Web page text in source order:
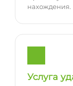
нахождения.
Услуга